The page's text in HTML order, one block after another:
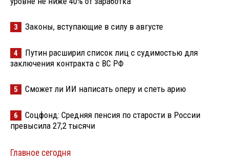
3 Законы, вступающие в силу в августе
4
Путин расширил список лиц с судимостью для
заключения контракта с ВС РФ
5 Сможет ли ИИ написать оперу и спеть арию
6
Соцфонд: Средняя пенсия по старости в России
превысила 27,2 тысячи
Главное сегодня